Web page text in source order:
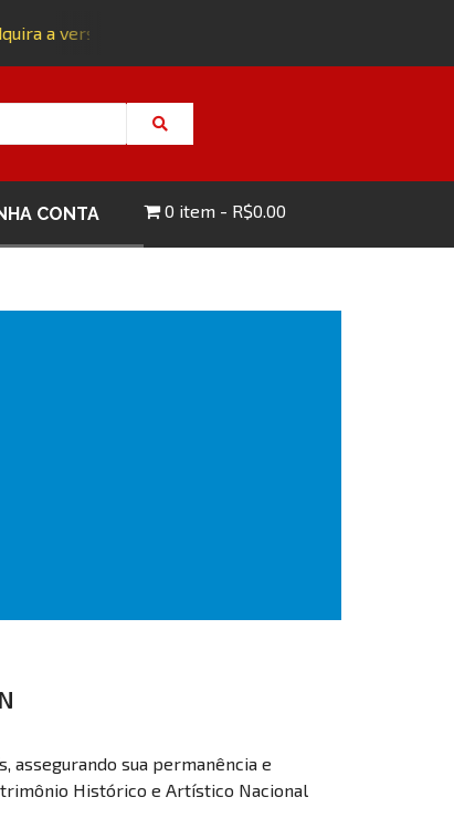
a versão impressa da edição 143 com FRETE
CONTA 0 item R$0.00
assegurando sua permanência e
Histórico e Artístico Nacional